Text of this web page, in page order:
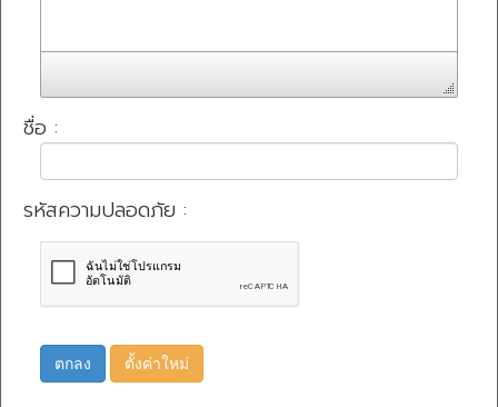
ชื่อ :
รหัสความปลอดภัย :
ตกลง ตั้งค่าใหม่